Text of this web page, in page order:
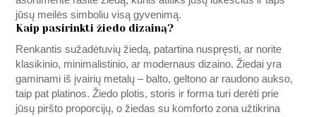
jūsų meilės simboliu visą gyvenimą.
Kaip pasirinkti žiedo dizainą?
Renkantis sužadėtuvių žiedą, patartina nuspręsti, ar norite
klasikinio, minimalistinio, ar modernaus dizaino. Žiedai yra
gaminami iš įvairių metalų – balto, geltono ar raudono aukso,
taip pat platinos. Žiedo plotis, storis ir forma turi derėti prie
jūsų piršto proporcijų, o žiedas su komforto zona užtikrina